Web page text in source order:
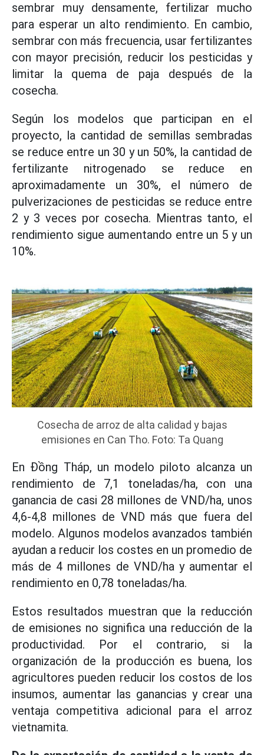
sembrar muy densamente, fertilizar mucho
para esperar un alto rendimiento. En cambio,
sembrar con más frecuencia, usar fertilizantes
con mayor precisión, reducir los pesticidas y
limitar la quema de paja después de la
cosecha.
Según los modelos que participan en el
proyecto, la cantidad de semillas sembradas
se reduce entre un 30 y un 50%, la cantidad de
fertilizante nitrogenado se reduce en
aproximadamente un 30%, el número de
pulverizaciones de pesticidas se reduce entre
2 y 3 veces por cosecha. Mientras tanto, el
rendimiento sigue aumentando entre un 5 y un
10%.
Cosecha de arroz de alta calidad y bajas
emisiones en Can Tho. Foto: Ta Quang
En Đồng Tháp, un modelo piloto alcanza un
rendimiento de 7,1 toneladas/ha, con una
ganancia de casi 28 millones de VND/ha, unos
4,6-4,8 millones de VND más que fuera del
modelo. Algunos modelos avanzados también
ayudan a reducir los costes en un promedio de
más de 4 millones de VND/ha y aumentar el
rendimiento en 0,78 toneladas/ha.
Estos resultados muestran que la reducción
de emisiones no significa una reducción de la
productividad. Por el contrario, si la
organización de la producción es buena, los
agricultores pueden reducir los costos de los
insumos, aumentar las ganancias y crear una
ventaja competitiva adicional para el arroz
vietnamita.